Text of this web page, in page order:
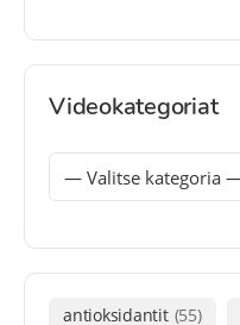
Videokategoriat
antioksidantit (55)